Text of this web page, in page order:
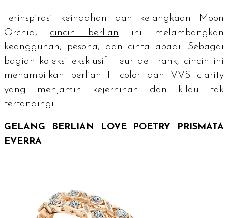
Terinspirasi keindahan dan kelangkaan
Moon
Orchid , cincin berlian ini melambangkan
keanggunan, pesona, dan cinta abadi. Sebagai
bagian koleksi eksklusif Fleur de Frank, cincin ini
menampilkan berlian F color dan VVS clarity
yang menjamin kejernihan dan kilau tak
tertandingi.
GELANG BERLIAN LOVE POETRY PRISMATA
EVERRA